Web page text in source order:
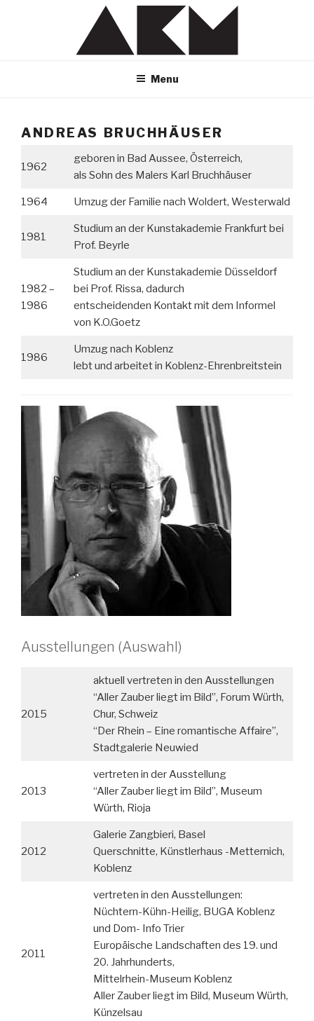
Menu
ANDREAS BRUCHHÄUSER
1962
geboren in Bad Aussee, Österreich,
als Sohn des Malers Karl Bruchhäuser
1964 Umzug der Familie nach Woldert, Westerwald
1981
Studium an der Kunstakademie Frankfurt bei
Prof. Beyrle
1982 –
1986
Studium an der Kunstakademie Düsseldorf
bei Prof. Rissa, dadurch
entscheidenden Kontakt mit dem Informel
von K.O.Goetz
1986
Umzug nach Koblenz
lebt und arbeitet in Koblenz-Ehrenbreitstein
Ausstellungen (Auswahl)
2015
aktuell vertreten in den Ausstellungen
“Aller Zauber liegt im Bild”, Forum Würth,
Chur, Schweiz
“Der Rhein – Eine romantische Affaire”,
Stadtgalerie Neuwied
2013
vertreten in der Ausstellung
“Aller Zauber liegt im Bild”, Museum
Würth, Rioja
2012
Galerie Zangbieri, Basel
Querschnitte, Künstlerhaus -Metternich,
Koblenz
2011
vertreten in den Ausstellungen:
Nüchtern-Kühn-Heilig, BUGA Koblenz
und Dom- Info Trier
Europäische Landschaften des 19. und
20. Jahrhunderts,
Mittelrhein-Museum Koblenz
Aller Zauber liegt im Bild, Museum Würth,
Künzelsau